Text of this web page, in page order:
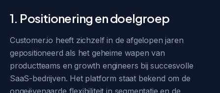
1. Positionering en doelgroep
Customer.io heeft zichzelf in de afgelopen jaren
gepositioneerd als het geheime wapen van
productteams en growth engineers bij succesvolle
SaaS-bedrijven. Het platform staat bekend om de
ongeëvenaarde flexibiliteit in segmentatie en de